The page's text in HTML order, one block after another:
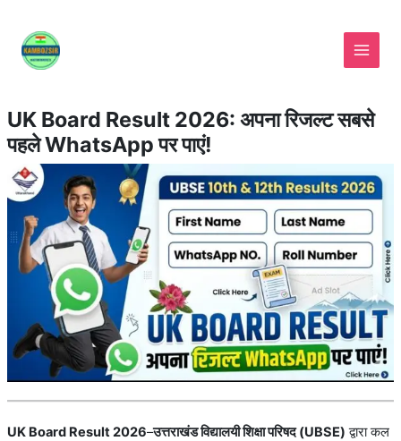
content
UK Board Result 2026: अपना रिजल्ट सबसे
पहले WhatsApp पर पाएं!
UK Board Result 2026–उत्तराखंड विद्यालयी शिक्षा परिषद (UBSE) द्वारा कल